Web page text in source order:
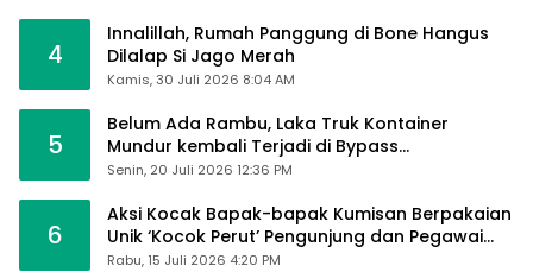
4
Innalillah, Rumah Panggung di Bone Hangus
Dilalap Si Jago Merah
Kamis, 30 Juli 2026 8:04 AM
5
Belum Ada Rambu, Laka Truk Kontainer
Mundur kembali Terjadi di Bypass
Sumpallabbu
Senin, 20 Juli 2026 12:36 PM
6
Aksi Kocak Bapak-bapak Kumisan Berpakaian
Unik ‘Kocok Perut’ Pengunjung dan Pegawai
Alfamart, Ngaku Aktifkan Layar Sentuh Atm
Rabu, 15 Juli 2026 4:20 PM